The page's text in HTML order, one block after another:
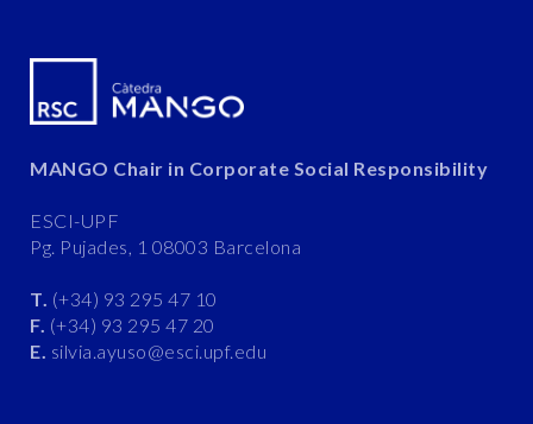
MANGO Chair in Corporate Social Responsibility
ESCI-UPF
Pg. Pujades, 1 08003 Barcelona
T. (+34) 93 295 47 10
F. (+34) 93 295 47 20
E. silvia.ayuso@esci.upf.edu